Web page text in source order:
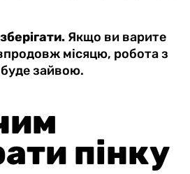
Якщо ви варите
місяцю, робота з
зайвою.
пінку